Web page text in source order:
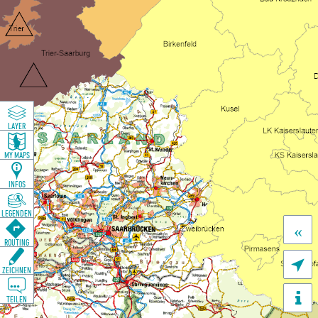

«
LAYER
MY MAPS
INFOS
LEGENDEN
ROUTING
ZEICHNEN
TEILEN